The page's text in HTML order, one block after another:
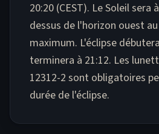
20:20 (CEST). Le Soleil sera
dessus de l'horizon ouest
maximum. L'éclipse
terminera à 21:12. Les
12312-2 sont obligatoires
durée de l'éclipse.